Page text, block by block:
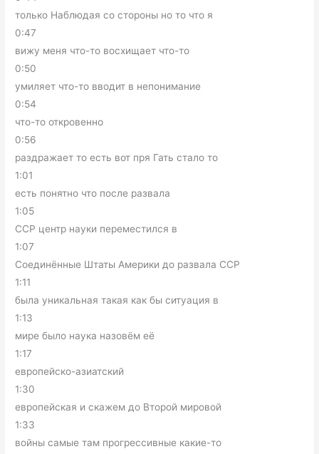
только Наблюдая со стороны но то что я
0:47
вижу меня что-то восхищает что-то
0:50
умиляет что-то вводит в непонимание
0:54
что-то откровенно
0:56
раздражает то есть вот пря Гать стало то
1:01
есть понятно что после развала
1:05
ССР центр науки переместился в
1:07
Соединённые Штаты Америки до развала ССР
1:11
была уникальная такая как бы ситуация в
1:13
мире было наука назовём её
1:17
европейско-азиатский
1:30
европейская и скажем до Второй мировой
1:33
войны самые там прогрессивные какие-то